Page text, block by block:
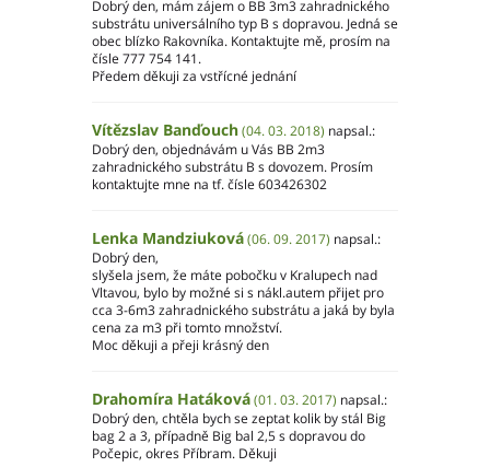
Dobrý den, mám zájem o BB 3m3 zahradnického
substrátu universálního typ B s dopravou. Jedná se
obec blízko Rakovníka. Kontaktujte mě, prosím na
čísle 777 754 141.
Předem děkuji za vstřícné jednání
Vítězslav Banďouch(04. 03. 2018) napsal.:
Dobrý den, objednávám u Vás BB 2m3
zahradnického substrátu B s dovozem. Prosím
kontaktujte mne na tf. čísle 603426302
Lenka Mandziuková(06. 09. 2017) napsal.:
Dobrý den,
slyšela jsem, že máte pobočku v Kralupech nad
Vltavou, bylo by možné si s nákl.autem přijet pro
cca 3-6m3 zahradnického substrátu a jaká by byla
cena za m3 při tomto množství.
Moc děkuji a přeji krásný den
Drahomíra Hatáková(01. 03. 2017) napsal.:
Dobrý den, chtěla bych se zeptat kolik by stál Big
bag 2 a 3, případně Big bal 2,5 s dopravou do
Počepic, okres Příbram. Děkuji